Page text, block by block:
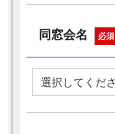
同窓会名 必須